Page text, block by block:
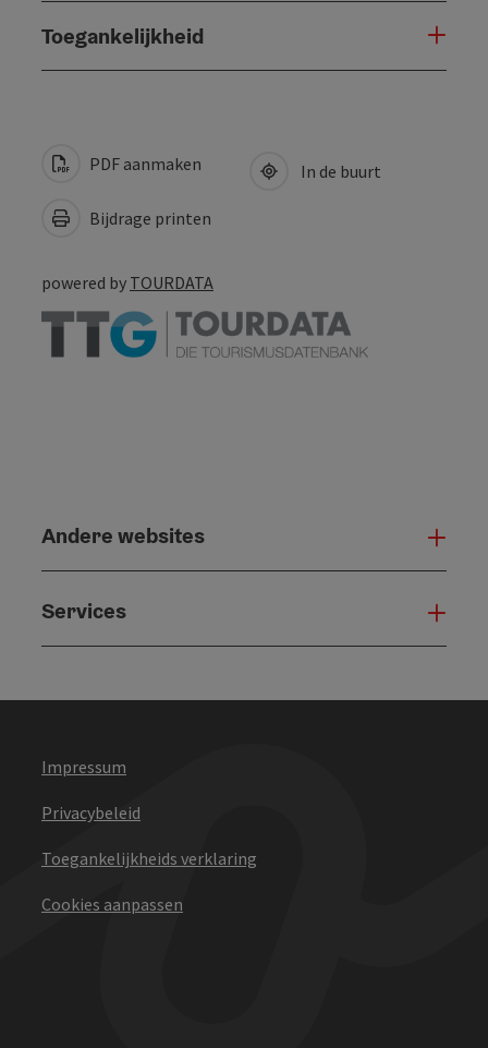
Toegankelijkheid
PDF aanmaken
Bijdrage printen
In de buurt
powered by TOURDATA
Andere websites
Services
Impressum
Privacybeleid
Toegankelijkheids verklaring
Cookies aanpassen